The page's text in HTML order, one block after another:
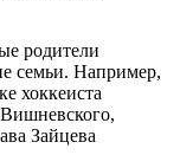
родители
семьи. Например,
хоккеиста
Зайцева